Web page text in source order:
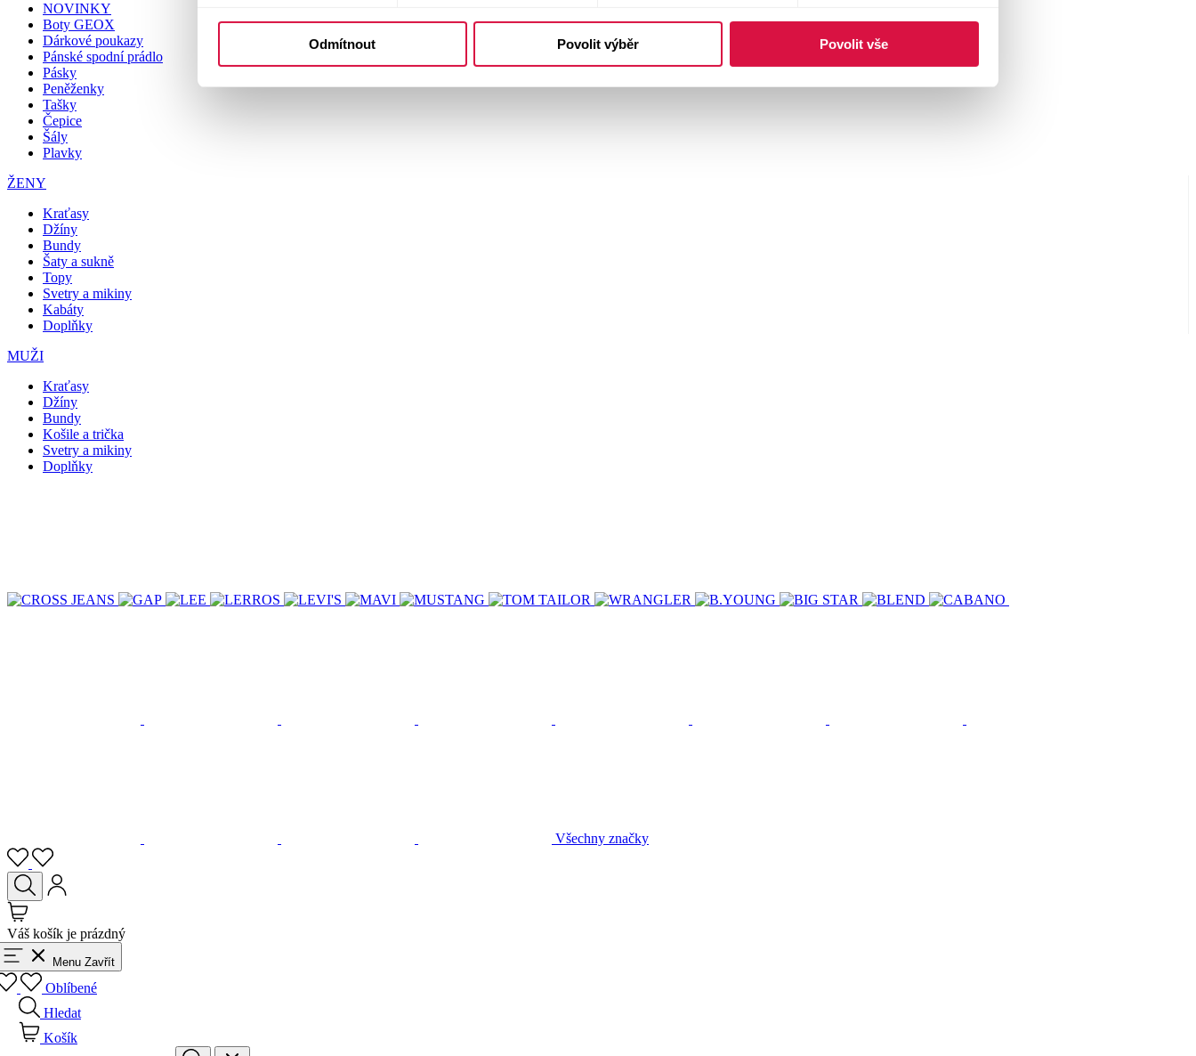
Odmítnout Povolit výběr Povolit vše
NOVINKY
Boty GEOX
Dárkové poukazy
Pánské spodní prádlo
Pásky
Peněženky
Tašky
Čepice
Šály
Plavky
ŽENY
Kraťasy
Džíny
Bundy
Šaty a sukně
Topy
Svetry a mikiny
Kabáty
Doplňky
MUŽI
Kraťasy
Džíny
Bundy
Košile a trička
Svetry a mikiny
Doplňky
Všechny značky
Váš košík je prázdný
Menu Zavřít
Oblíbené
Hledat
Košík